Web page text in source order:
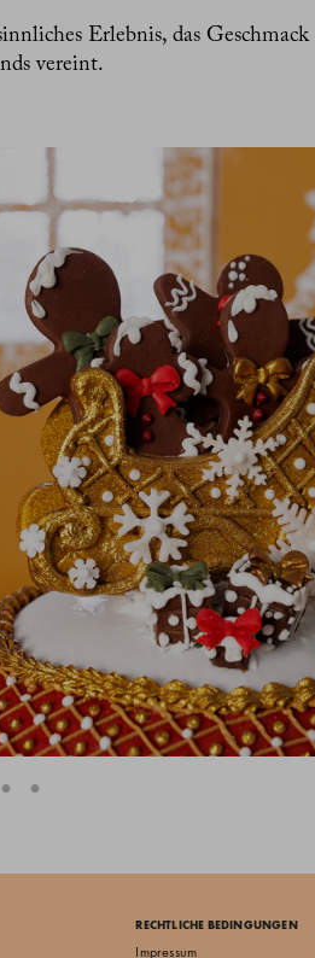
Erlebnis, das Geschmack
vereint.
RECHTLICHE BEDINGUNGEN
Impressum